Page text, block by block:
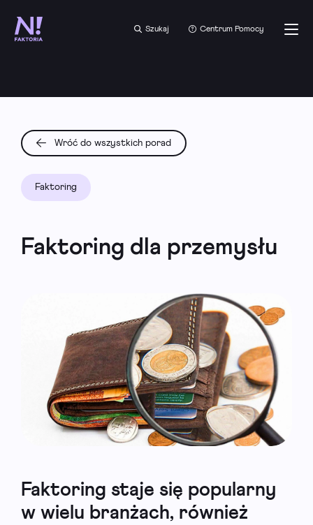
Szukaj Centrum Pomocy
Wróć do wszystkich porad
Faktoring
Faktoring dla przemysłu
Faktoring staje się popularny
w wielu branżach, również